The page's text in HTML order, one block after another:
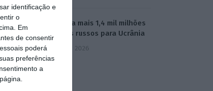
identificação e
o
Em
de consentir
poderá
preferências
a
UE envia mais 1,4 mil milhões
de juros russos para Ucrânia
5 Agosto 2026